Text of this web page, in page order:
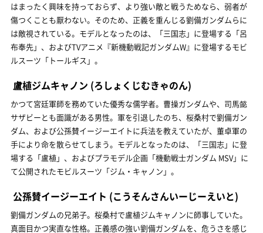
はまったく興味を持っておらず、より強い敵と戦うためなら、弱者が
傷つくことも厭わない。そのため、正義を重んじる劉備ガンダムらに
は敵視されている。モデルとなったのは、「三国志」に登場する「呂
布奉先」、およびTVアニメ『新機動戦記ガンダムW』に登場するモビ
ルスーツ「トールギス」。
盧植ジムキャノン (ろしょくじむきゃのん)
かつて宮廷軍師を務めていた優秀な儒学者。曹操ガンダムや、司馬懿
サザビーとも面識がある男性。軍を引退したのち、桜桑村で劉備ガン
ダム、および公孫賛イージーエイトに兵法を教えていたが、董卓軍の
手により命を散らせてしまう。モデルとなったのは、「三国志」に登
場する「盧植」、およびプラモデル企画「機動戦士ガンダム MSV」に
て公開されたモビルスーツ「ジム・キャノン」。
公孫賛イージーエイト (こうそんさんいーじーえいと)
劉備ガンダムの兄弟子。桜桑村で盧植ジムキャノンに師事していた。
真面目かつ実直な性格。正義感の強い劉備ガンダムを、危うさを感じ